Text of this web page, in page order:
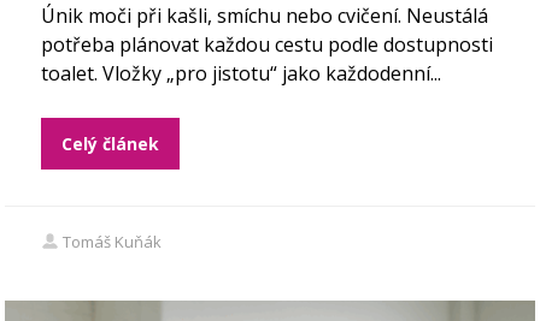
Únik moči při kašli, smíchu nebo cvičení. Neustálá
potřeba plánovat každou cestu podle dostupnosti
toalet. Vložky „pro jistotu“ jako každodenní...
Celý článek
Tomáš Kuňák